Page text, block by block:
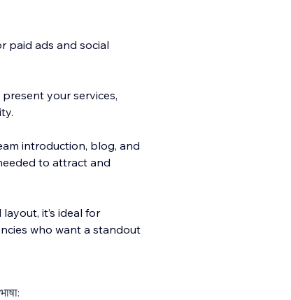
paid ads and social
your services,
introduction, blog, and
to attract and
it’s ideal for
who want a standout